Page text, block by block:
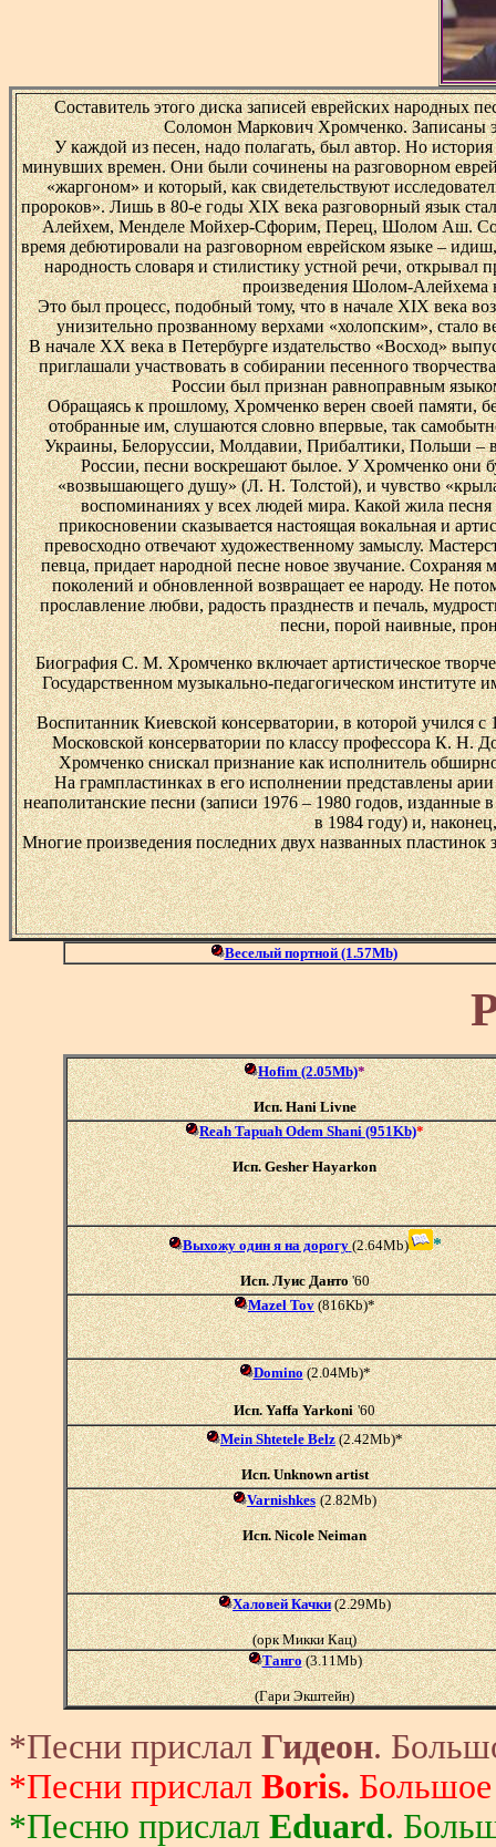
Составитель этого диска записей еврейских народных
Соломон Маркович Хромченко. Записаны
У каждой из песен, надо полагать, был автор. Но
минувших времен. Они были сочинены на разговорном
«жаргоном» и который, как свидетельствуют
пророков». Лишь в 80-е годы XIX века разговорный язык
Алейхем, Менделе Мойхер-Сфорим, Перец, Шолом Аш.
время дебютировали на разговорном еврейском языке –
народность словаря и стилистику устной речи, открывал
произведения Шолом-
Это был процесс, подобный тому, что в начале XIX века
унизительно прозванному верхами «холопским», стало
В начале XX века в Петербурге издательство «Восход»
приглашали участвовать в собирании песенного
России был признан равноправным
Обращаясь к прошлому, Хромченко верен своей памяти,
отобранные им, слушаются словно впервые, так
Украины, Белоруссии, Молдавии, Прибалтики, Польши – в
России, песни воскрешают былое. У Хромченко они
«возвышающего душу» (Л. Н. Толстой), и чувство
воспоминаниях у всех людей мира. Какой жила песня
прикосновении сказывается настоящая вокальная и
превосходно отвечают художественному замыслу.
певца, придает народной песне новое звучание.
поколений и обновленной возвращает ее народу. Не
прославление любви, радость празднеств и печаль,
песни, порой наивные,
Биография С. М. Хромченко включает артистическое
Государственном музыкально-педагогическом
Воспитанник Киевской консерватории, в которой учился
Московской консерватории по классу профессора К. Н.
Хромченко снискал признание как исполнитель
На грампластинках в его исполнении представлены
неаполитанские песни (записи 1976 – 1980 годов,
в 1984 году) и,
Многие произведения последних двух названных
Веселый портной (1.57Mb)
Hofim (2.05Mb)*
Исп. Hani Livne
Reah Tapuah Odem Shani (951Kb)*
Исп. Gesher Hayarkon
Выхожу один я на дорогу (2.64Mb) *
Исп. Луис Данто'60
Mazel Tov(816Kb)*
Domino(2.04Mb)*
Исп. Yaffa Yarkoni '60
Mein Shtetele Belz (2.42Mb)*
Исп. Unknown artist
Varnishkes (2.82Mb)
Исп. Nicole Neiman
Халовей Качки (2.29Mb)
(орк Микки Кац)
Танго (3.11Mb)
(Гари Экштейн)
*Песни прислал Гидеон.
*Песни прислал Boris.
*Песню прислал Eduard.